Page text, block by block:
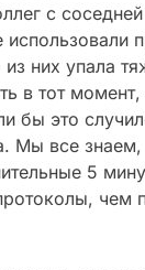
с
них упала
в тот момент,
бы это
Мы все
5
чем